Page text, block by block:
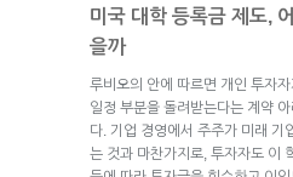
미국 대학 등록금 제도,
을까
루비오의 안에 따르면 개인 투자
일정 부분을 돌려받는다는 계약
다. 기업 경영에서 주주가 미래 기
는 것과 마찬가지로, 투자자도 이